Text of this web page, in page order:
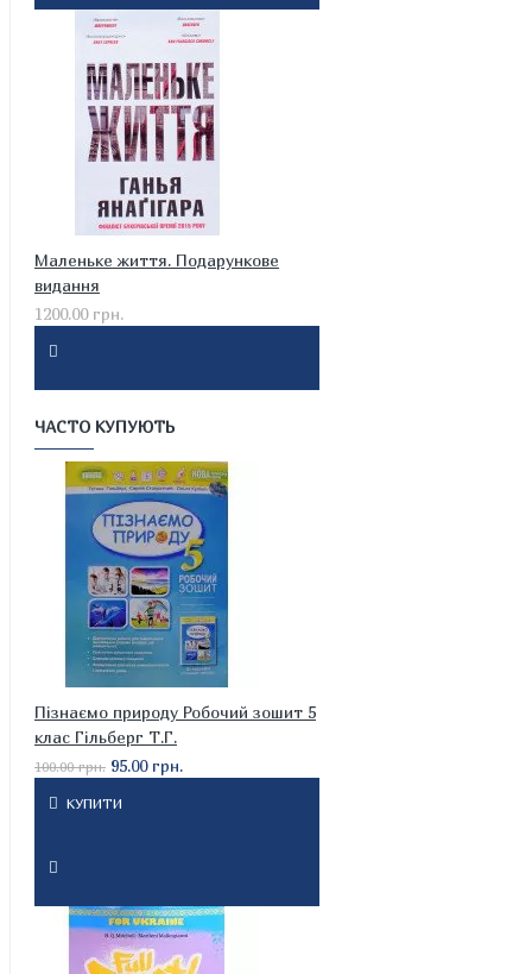
Маленьке життя. Подарункове
видання
1200.00 грн.
ЧАСТО КУПУЮТЬ
Пізнаємо природу Робочий зошит 5
клас Гільберг Т.Г.
100.00 грн. 95.00 грн.
КУПИТИ